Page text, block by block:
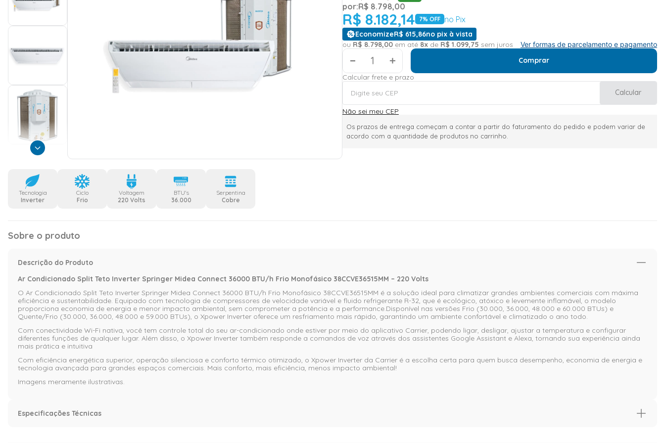
Tecnologia
Inverter
Ciclo
Frio
Voltagem
220 Volts
BTU's
36.000
Serpentina
Cobre
por:R$ 8.798,00
R$ 8.182,14 7% OFF no Pix
EconomizeR$ 615,86no pix à vista
ou R$ 8.798,00em até 8xde R$ 1.099,75 sem juros Ver formas de parcelamento e pagamento
＋
Comprar
Calcular frete e prazo
Calcular
Não sei meu CEP
Os prazos de entrega começam a contar a partir do faturamento do pedido e podem variar de
acordo com a quantidade de produtos no carrinho.
Sobre o produto
Descrição do Produto
Ar Condicionado Split Teto Inverter Springer Midea Connect 36000 BTU/h Frio Monofásico 38CCVE36515MM – 220 Volts
O Ar Condicionado Split Teto Inverter Springer Midea Connect 36000 BTU/h Frio Monofásico 38CCVE36515MM é a solução ideal para climatizar grandes ambientes comerciais com máxima
eficiência e sustentabilidade. Equipado com tecnologia de compressores de velocidade variável e fluido refrigerante R-32, que é ecológico, atóxico e levemente inflamável, o modelo
proporciona economia de energia e menor impacto ambiental, sem comprometer a potência e a performance.Disponível nas versões Frio (30.000, 36.000, 48.000 e 60.000 BTUs) e
Quente/Frio (30.000, 36.000, 48.000 e 59.000 BTUs), o Xpower Inverter oferece um resfriamento mais rápido, garantindo um ambiente confortável e climatizado o ano todo.
Com conectividade Wi-Fi nativa, você tem controle total do seu ar-condicionado onde estiver por meio do aplicativo Carrier, podendo ligar, desligar, ajustar a temperatura e configurar
diferentes funções de qualquer lugar. Além disso, o Xpower Inverter também responde a comandos de voz através dos assistentes Google Assistant e Alexa, tornando sua experiência ainda
mais prática e intuitiva
Com eficiência energética superior, operação silenciosa e conforto térmico otimizado, o Xpower Inverter da Carrier é a escolha certa para quem busca desempenho, economia de energia e
tecnologia avançada para grandes espaços comerciais. Mais conforto, mais eficiência, menos impacto ambiental!
Imagens meramente ilustrativas.
Especificações Técnicas